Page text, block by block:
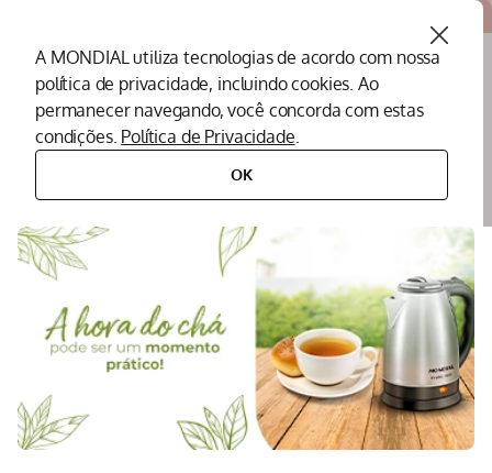
A MONDIAL utiliza tecnologias de acordo com nossa
política de privacidade, incluindo cookies. Ao
permanecer navegando, você concorda com estas
condições. Política de Privacidade.
OK
O que você procura?
eletroportáteis para cozinha
chaleira elétrica
2º Air Fryer
4º Assistencia Tecnica
Liquidificador
6
7º